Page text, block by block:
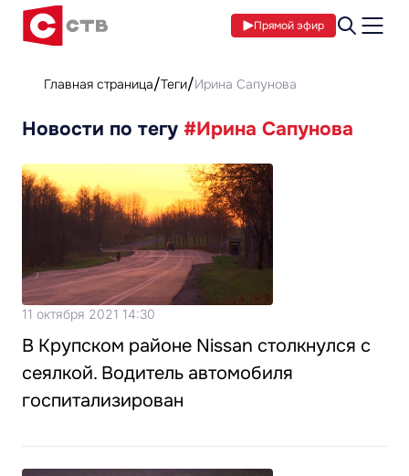
Прямой эфир
Главная страница Теги Ирина Сапунова
Новости по тегу #Ирина Сапунова
11 октября 2021 14:30
В Крупском районе Nissan столкнулся с
сеялкой. Водитель автомобиля
госпитализирован